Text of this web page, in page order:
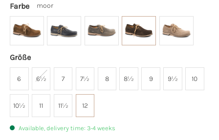
Farbe moor
Größe
6 6½ 7 7½ 8 8½ 9 9½ 10
10½ 11 11½ 12
Available, delivery time: 3-4 weeks